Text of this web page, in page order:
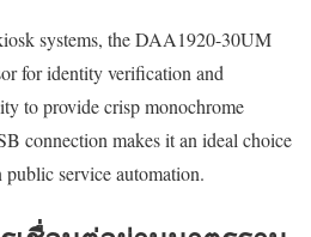
systems, the DAA1920-30UM
for identity verification and
to provide crisp monochrome
connection makes it an ideal choice
service automation.